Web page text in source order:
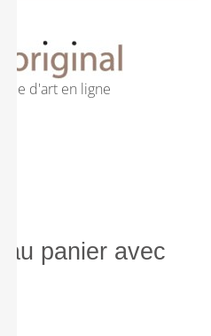
d'art en ligne
panier avec